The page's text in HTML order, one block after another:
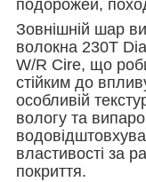
подорожей,
Зовнішній шар
волокна 230T
W/R Cire, що
стійким до
особливій
вологу та
властивості за
покриття.